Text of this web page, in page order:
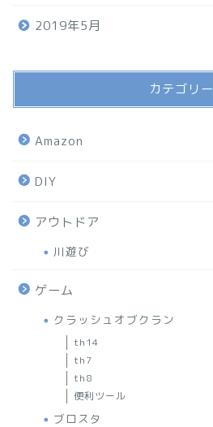
2019年5月
カテゴリー
Amazon
DIY
アウトドア
川遊び
ゲーム
クラッシュオブクラン
th14
th7
th8
便利ツール
ブロスタ